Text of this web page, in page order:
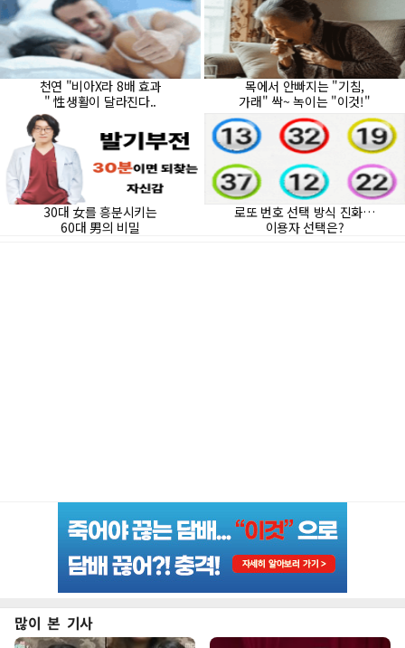
많이 본 기사